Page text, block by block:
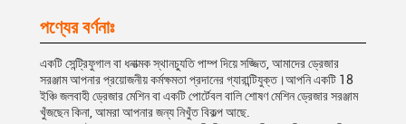
পণ্যের বর্ণনাঃ
একটি সেন্ট্রিফুগাল বা ধনাত্মক স্থানচ্যুতি পাম্প দিয়ে সজ্জিত, আমাদের ড্রেজার
সরঞ্জাম আপনার প্রয়োজনীয় কর্মক্ষমতা প্রদানের গ্যারান্টিযুক্ত।আপনি একটি 18
ইঞ্চি জলবাহী ড্রেজার মেশিন বা একটি পোর্টেবল বালি শোষণ মেশিন ড্রেজার সরঞ্জাম
খুঁজছেন কিনা, আমরা আপনার জন্য নিখুঁত বিকল্প আছে.